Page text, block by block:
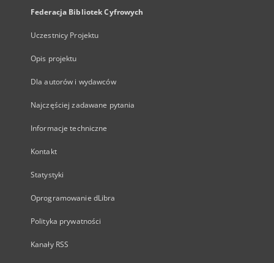
Federacja Bibliotek Cyfrowych
Uczestnicy Projektu
Opis projektu
Dla autorów i wydawców
Najczęściej zadawane pytania
Informacje techniczne
Kontakt
Statystyki
Oprogramowanie dLibra
Polityka prywatności
Kanały RSS